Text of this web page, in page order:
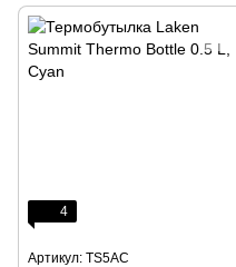
4
Артикул: TS5AC